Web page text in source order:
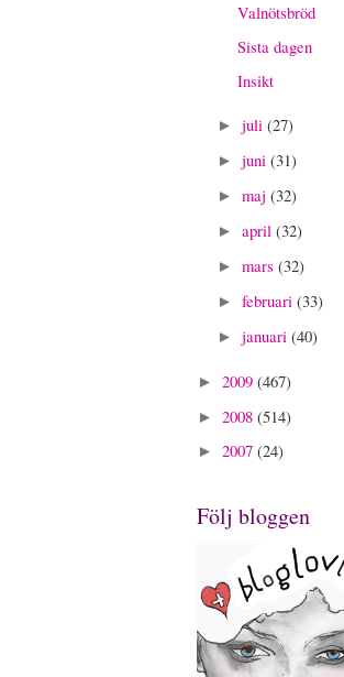
Valnötsbröd
Sista dagen
Insikt
► juli (27)
► juni (31)
► maj (32)
► april (32)
► mars (32)
► februari (33)
► januari (40)
► 2009 (467)
► 2008 (514)
► 2007 (24)
Följ bloggen